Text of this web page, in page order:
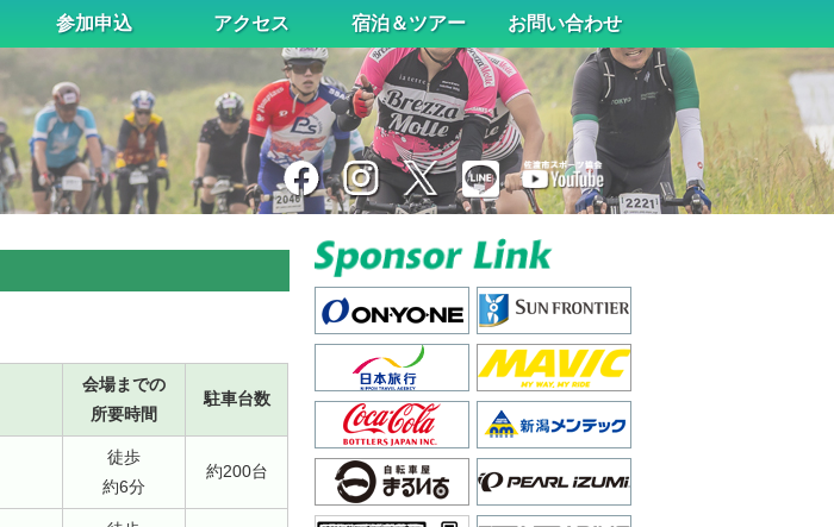
参加申込 アクセス 宿泊＆ツアー お問い合わせ
会場までの
所要時間
駐車台数
徒歩
約6分
約200台